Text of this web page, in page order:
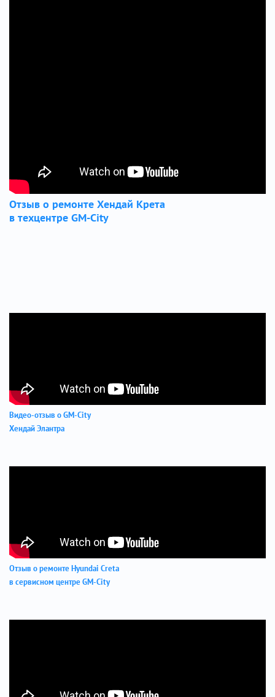
Отзыв о ремонте Хендай Крета
в техцентре GM-City
Видео-отзыв о GM-City
Хендай Элантра
Отзыв о ремонте Hyundai Creta
в сервисном центре GM-City